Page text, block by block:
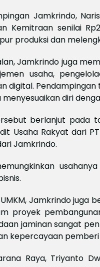
Jamkrindo,
Kemitraan senilai
produksi dan
Jamkrindo juga
usaha,
digital.
diri
berlanjut pada
Usaha Rakyat dari
Jamkrindo.
Jamkrindo juga
proyek
jaminan sangat
kepercayaan pemberi
Raya, Triyanto